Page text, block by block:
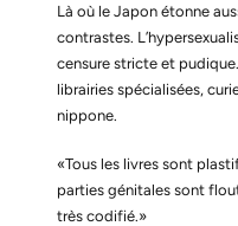
Là où le Japon étonne
contrastes.
censure stricte et
librairies spécialisées,
nippone.
«Tous les livres sont
parties génitales sont
très codifié.»